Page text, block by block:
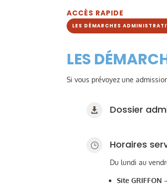
ACCÈS RAPIDE
LES DÉMARCHES
LES
Si vous prévoyez une
 Dossier
} Horaires
Du lundi au
Site GRIFFON